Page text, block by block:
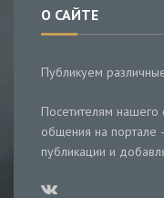
О САЙТЕ
Публикуем
Посетителям нашего
общения на портале
публикации и